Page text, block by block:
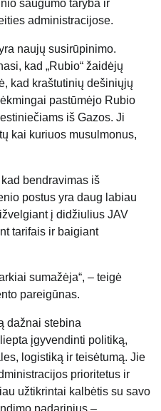
saugumo taryba ir
administracijose.
naujų susirūpinimo.
kad „Rubio“ žaidėjų
kad kraštutinių dešiniųjų
pastūmėjo Rubio
iš Gazos. Ji
kai kuriuos musulmonus,
bendravimas iš
postus yra daug labiau
į didžiulius JAV
tarifais ir baigiant
sumažėja“, – teigė
pareigūnas.
dažnai stebina
įgyvendinti politiką,
logistiką ir teisėtumą. Jie
prioritetus ir
užtikrintai kalbėtis su savo
padarinius –